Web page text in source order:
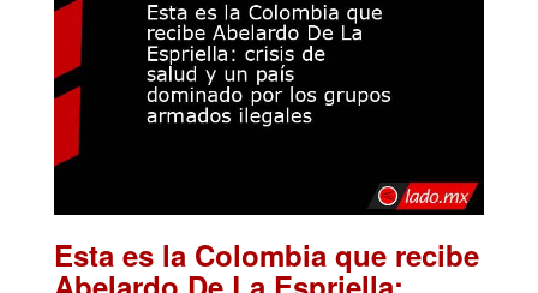
Esta es la Colombia que recibe